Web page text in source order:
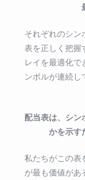
それぞれのシン
表を正しく把握
レイを最適化
ンボルが連続
配当表は、シン
かを示す
私たちがこの表
が最も価値があ